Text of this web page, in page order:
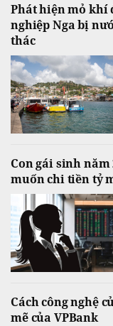
Phát hiện mỏ khí
nghiệp Nga bị
thác
Con gái sinh năm
muốn chi tiền tỷ
Cách công nghệ
mẽ của VPBank